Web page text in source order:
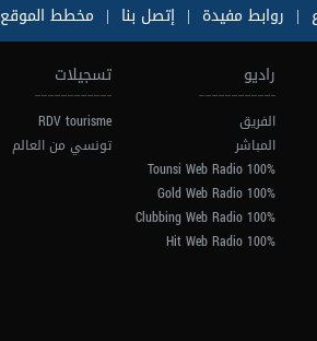
| روابط مفيدة | إتصل بنا | مخطط الموقع
راديو
الفريق
المباشر
100% Tounsi Web Radio
100% Gold Web Radio
100% Clubbing Web Radio
100% Hit Web Radio
تسجيلات
RDV tourisme
تونسي من العالم